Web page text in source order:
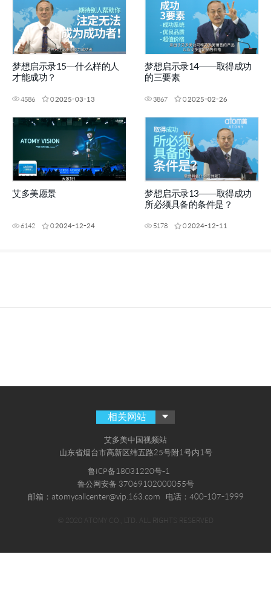
梦想启示录15—什么样的人
才能成功？
4586 02025-03-13
梦想启示录14——取得成功
的三要素
3867 02025-02-26
艾多美愿景
6142 02024-12-24
梦想启示录13——取得成功
所必须具备的条件是？
5178 02024-12-11
相关网站
艾多美中国视频站
山东省烟台市高新区纬五路25号附1号内1号
鲁ICP备18031220号-1
鲁公网安备 37069102000055号
邮箱：atomycallcenter@vip.163.com 电话：400-107-1999
© 2020 ATOMY CO., LTD. ALL RIGHTS RESERVED